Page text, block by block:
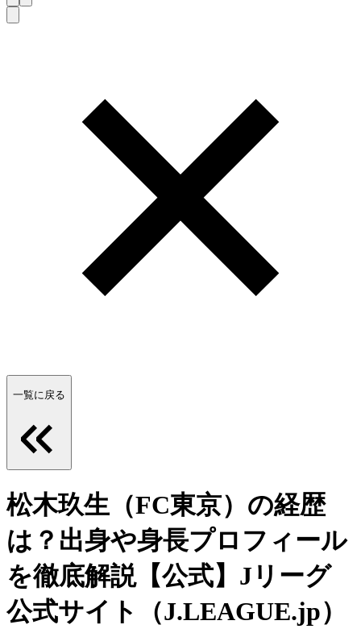
一覧に戻る
松木玖生（FC東京）の経歴
は？出身や身長プロフィール
を徹底解説【公式】Jリーグ
公式サイト（J.LEAGUE.jp）